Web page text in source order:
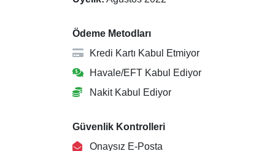
Ödeme Metodları
Kredi Kartı Kabul Etmiyor
Havale/EFT Kabul Ediyor
Nakit Kabul Ediyor
Güvenlik Kontrolleri
Onaysız E-Posta